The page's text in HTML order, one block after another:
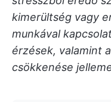
kimerültség vagy
munkával
érzések, valamint
csökkenése